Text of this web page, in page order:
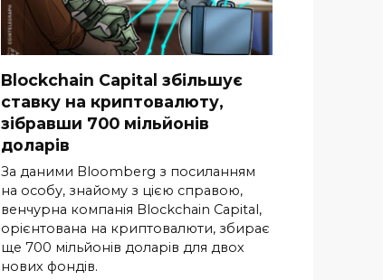
Blockchain Capital збільшує
ставку на криптовалюту,
зібравши 700 мільйонів
доларів
За даними Bloomberg з посиланням
на особу, знайому з цією справою,
венчурна компанія Blockchain Capital,
орієнтована на криптовалюти, збирає
ще 700 мільйонів доларів для двох
нових фондів.